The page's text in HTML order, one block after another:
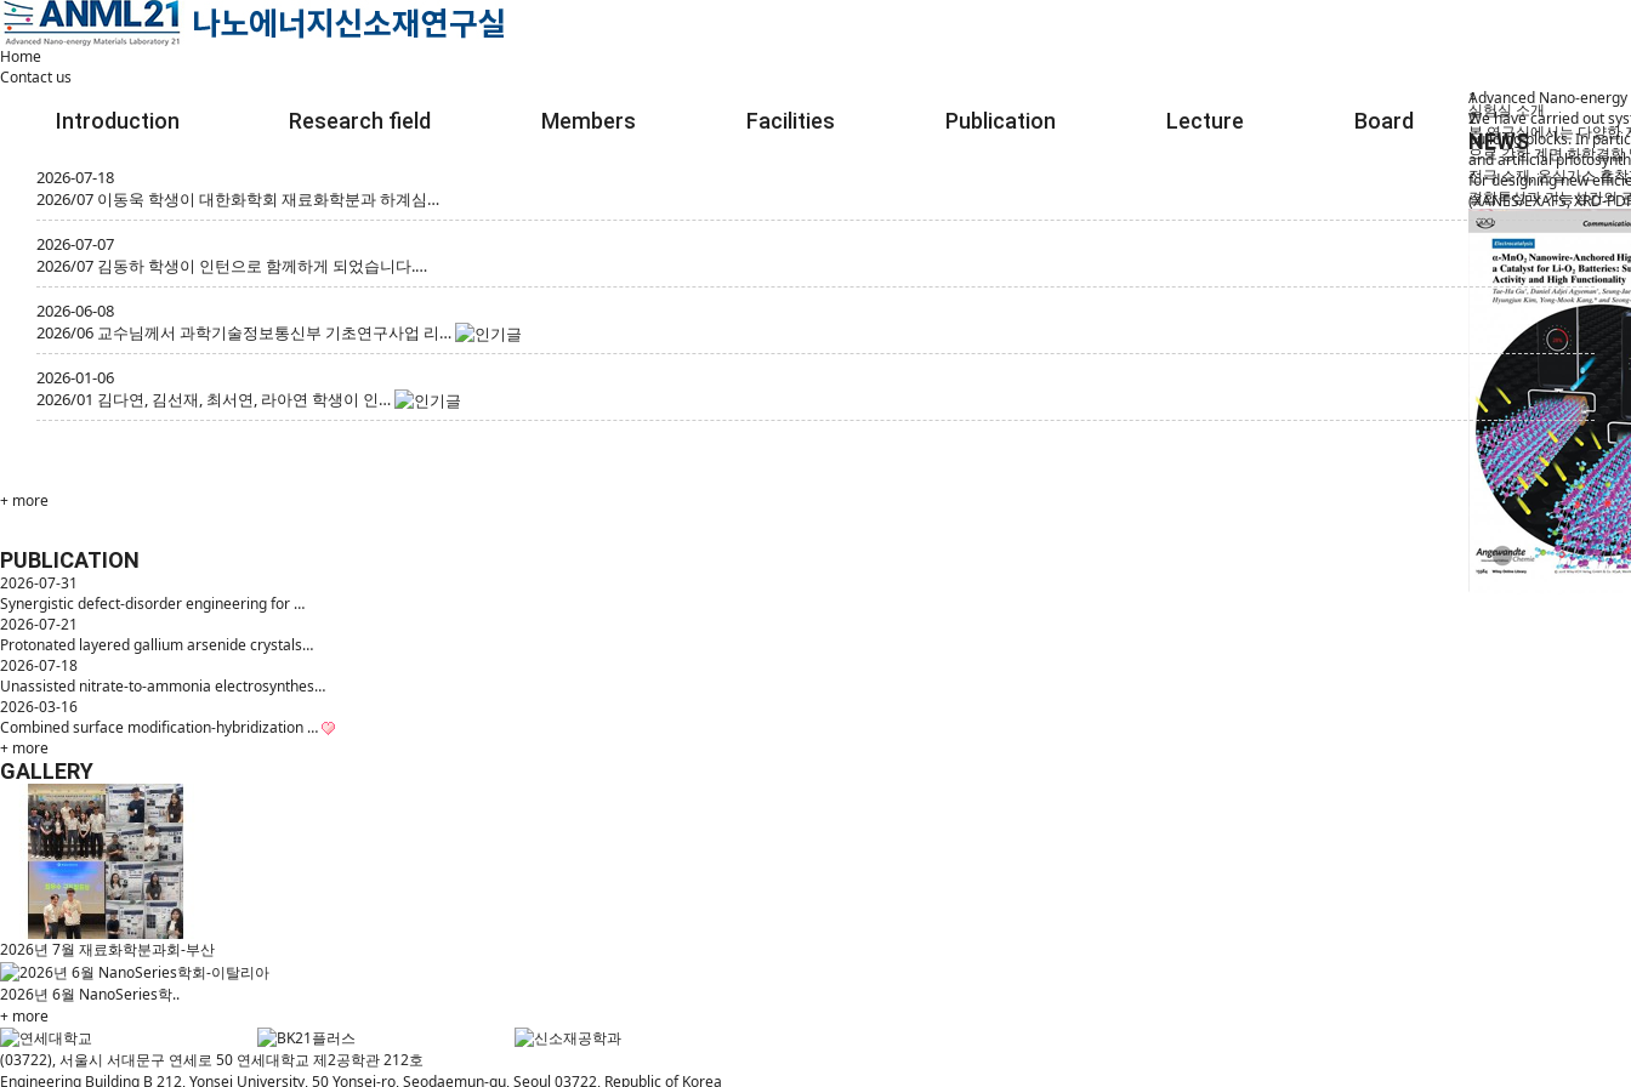
Home
Contact us
Introduction Research field Members Facilities Publication Lecture Board
실험실 소개
본 연구실에서는 다양한
으로 강한 계면 화학결
전극 소재, 온실가스 흡
결합특성과 기능성간의
Advanced Nano-
We have carried out
building blocks. In
and artificial
for designing new
(XANES/EXAFS, XRD-
1
2
NEWS
2026-07-18
2026/07 이동욱 학생이 대한화학회 재료화학분과 하계심…
2026-07-07
2026/07 김동하 학생이 인턴으로 함께하게 되었습니다.…
2026-06-08
2026/06 교수님께서 과학기술정보통신부 기초연구사업 리…
2026-01-06
2026/01 김다연, 김선재, 최서연, 라아연 학생이 인…
+ more
PUBLICATION
2026-07-31
Synergistic defect-disorder engineering for …
2026-07-21
Protonated layered gallium arsenide crystals…
2026-07-18
Unassisted nitrate-to-ammonia electrosynthes…
2026-03-16
Combined surface modification-hybridization …
+ more
GALLERY
2026년 7월 재료화학분과회-부산
2026년 6월 NanoSeries학..
+ more
(03722), 서울시 서대문구 연세로 50 연세대학교 제2공학관 212호
Engineering Building B 212, Yonsei University, 50 Yonsei-ro, Seodaemun-gu, Seoul 03722, Republic of Korea